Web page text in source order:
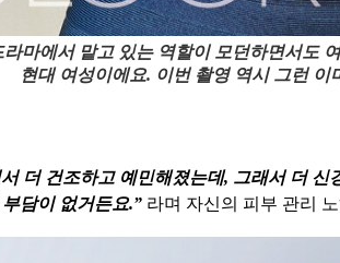
라마에서 맡고 있는 역할이 모던하면서도
현대 여성이에요. 이번 촬영 역시 그런 이
더 건조하고 예민해졌는데, 그래서 더
담이 없거든요.” 라며 자신의 피부 관리